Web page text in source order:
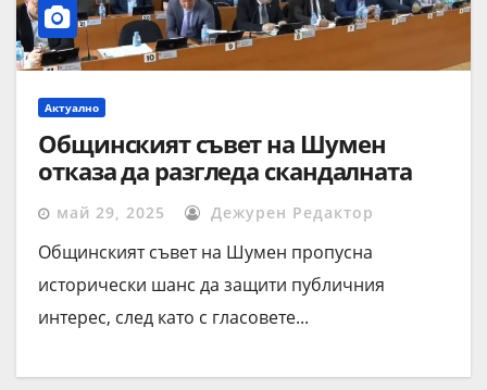
Актуално
Общинският съвет на Шумен
отказа да разгледа скандалната
обществена поръчка за техника –
сигнал до КЗК ще разследва
възможна схема
май 29, 2025 Дежурен Редактор
Общинският съвет на Шумен пропусна
исторически шанс да защити публичния
интерес, след като с гласовете...